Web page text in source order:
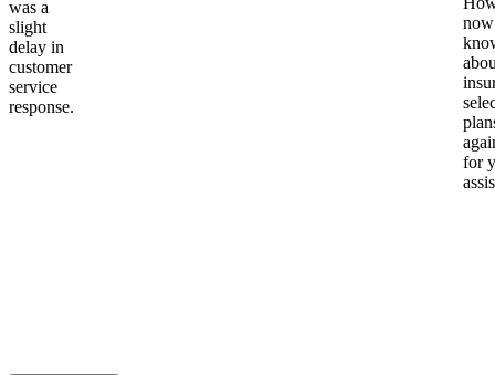
was a
slight
delay in
customer
service
response.
for